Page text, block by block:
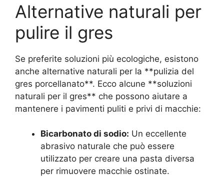
Alternative naturali per
pulire il gres
Se preferite soluzioni più ecologiche, esistono
anche alternative naturali per la **pulizia del
gres porcellanato**. Ecco alcune **soluzioni
naturali per il gres** che possono aiutare a
mantenere i pavimenti puliti e privi di macchie:
Bicarbonato di sodio: Un eccellente
abrasivo naturale che può essere
utilizzato per creare una pasta diversa
per rimuovere macchie ostinate.